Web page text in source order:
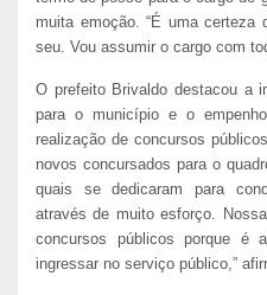
muita emoção. “É uma certeza
seu. Vou assumir o cargo com
O prefeito Brivaldo destacou a
para o município e o
realização de concursos
novos concursados para o
quais se dedicaram para
através de muito esforço.
concursos públicos porque é
ingressar no serviço público,”